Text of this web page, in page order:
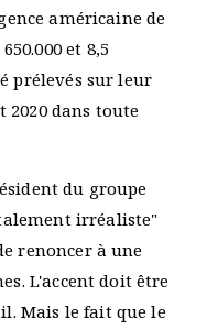
américaine de
et 8,5
prélevés sur leur
2020 dans toute
du groupe
irréaliste"
renoncer à une
L'accent doit être
Mais le fait que le